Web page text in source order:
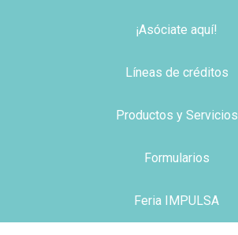
¡Asóciate aquí!
Líneas de créditos
Productos y Servicios
Formularios
Feria IMPULSA